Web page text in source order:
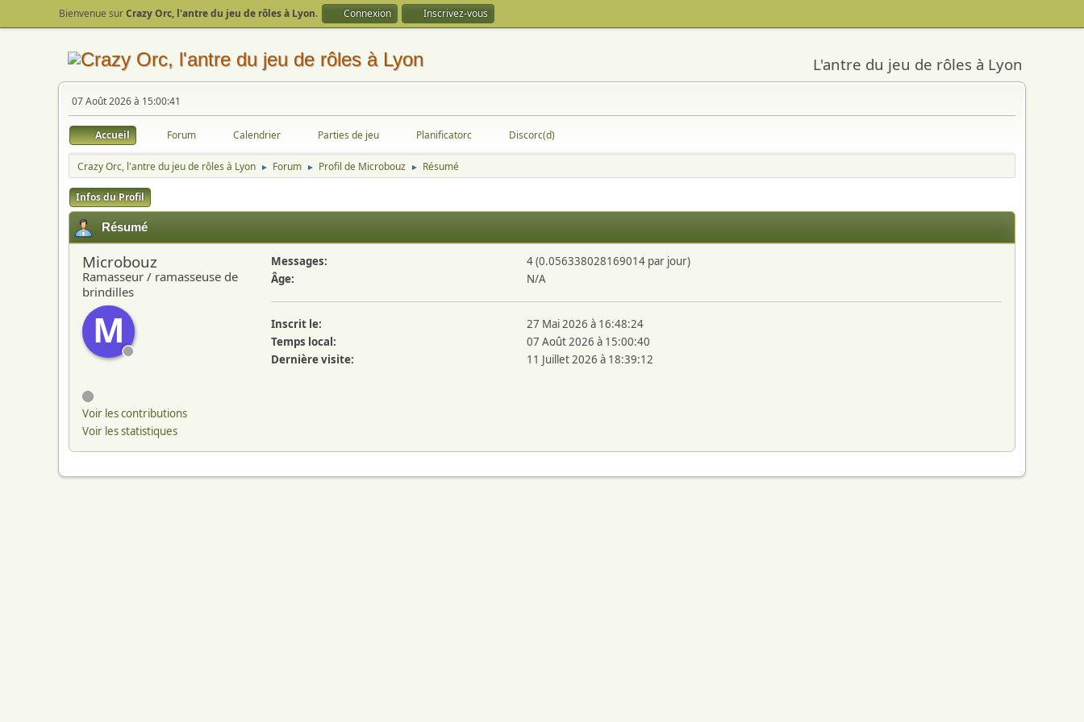
Bienvenue surCrazy Orc, l'antre du jeu de rôles à Lyon. Connexion Inscrivez-vous
L'antre du jeu de rôles à Lyon
07 Août 2026 à 15:00:41
Accueil Forum Calendrier Parties de jeu Planificatorc Discorc(d)
Crazy Orc, l'antre du jeu de rôles à Lyon ► Forum ► Profil de Microbouz ► Résumé
Infos du Profil
Résumé
Microbouz
Ramasseur / ramasseuse de
brindilles
M
Voir les contributions
Voir les statistiques
Messages:
4 (0.056338028169014 par jour)
Âge:
N/A
Inscrit le:
27 Mai 2026 à 16:48:24
Temps local:
07 Août 2026 à 15:00:40
Dernière visite:
11 Juillet 2026 à 18:39:12